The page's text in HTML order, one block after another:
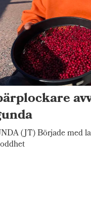
(JT) Började med